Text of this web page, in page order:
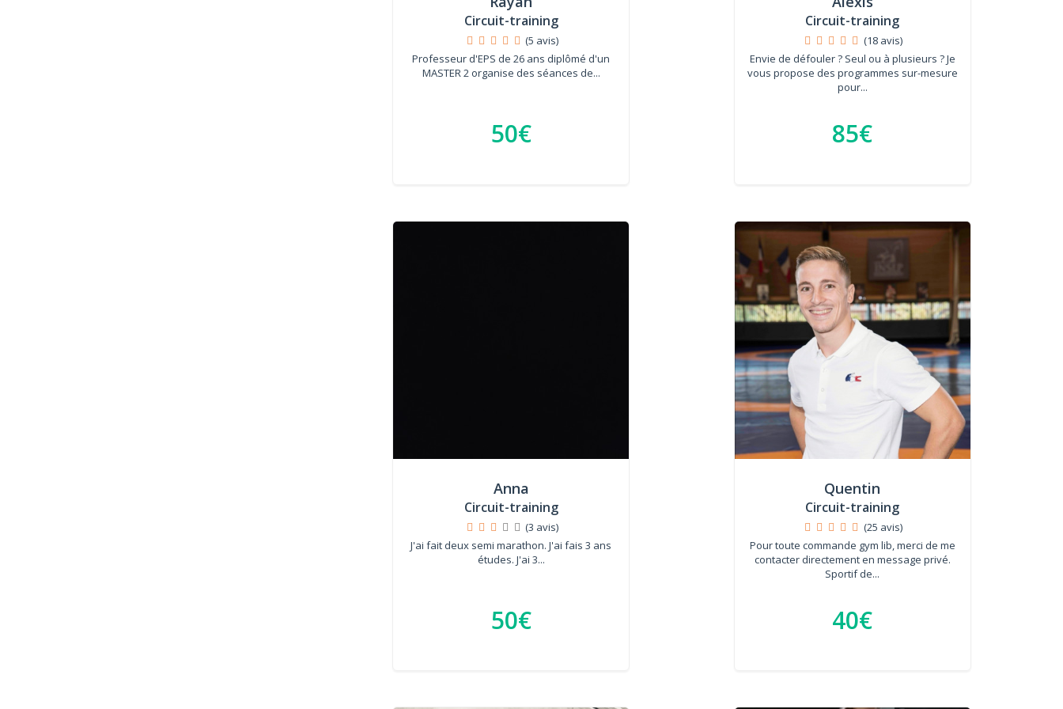
Circuit-training
(5 avis)
Professeur d'EPS de 26 ans diplômé d'un
MASTER 2 organise des séances de...
50€
Circuit-training
(18 avis)
Envie de défouler ? Seul ou à plusieurs ? Je
vous propose des programmes sur-mesure
pour...
85€
Anna
Circuit-training
(3 avis)
J'ai fait deux semi marathon. J'ai fais 3 ans
études. J'ai 3...
50€
Quentin
Circuit-training
(25 avis)
Pour toute commande gym lib, merci de me
contacter directement en message privé.
Sportif de...
40€